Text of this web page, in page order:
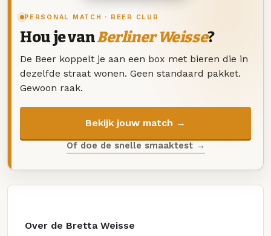
PERSONAL MATCH · BEER CLUB
Hou je vanBerliner Weisse?
De Beer koppelt je aan een box met bieren die in
dezelfde straat wonen. Geen standaard pakket.
Gewoon raak.
Bekijk jouw match →
Of doe de snelle smaaktest →
Over de Bretta Weisse